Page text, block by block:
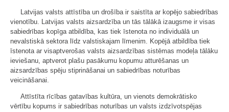
Latvijas valsts attīstība un drošība ir saistīta ar kopējo sabiedrības
vienotību. Latvijas valsts aizsardzība un tās tālākā izaugsme ir visas
sabiedrības kopīga atbildība, kas tiek īstenota no individuālā un
nevalstiskā sektora līdz valstiskajam līmenim. Kopējā atbildība tiek
īstenota ar visaptverošas valsts aizsardzības sistēmas modeļa tālāku
ieviešanu, aptverot plašu pasākumu kopumu atturēšanas un
aizsardzības spēju stiprināšanai un sabiedrības noturības
veicināšanai.
Attīstīta rīcības gatavības kultūra, un vienots demokrātisko
vērtību kopums ir sabiedrības noturības un valsts izdzīvotspējas